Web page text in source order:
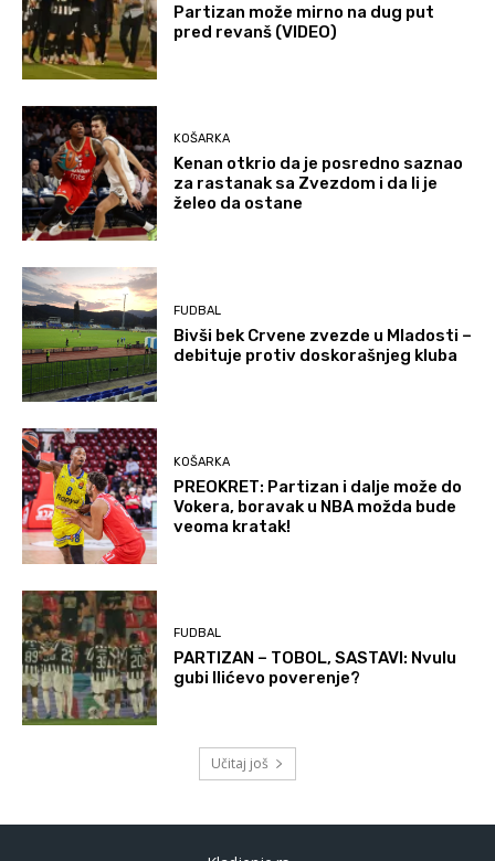
Partizan može mirno na dug put
pred revanš (VIDEO)
KOŠARKA
Kenan otkrio da je posredno saznao
za rastanak sa Zvezdom i da li je
želeo da ostane
FUDBAL
Bivši bek Crvene zvezde u Mladosti –
debituje protiv doskorašnjeg kluba
KOŠARKA
PREOKRET: Partizan i dalje može do
Vokera, boravak u NBA možda bude
veoma kratak!
FUDBAL
PARTIZAN – TOBOL, SASTAVI: Nvulu
gubi Ilićevo poverenje?
Učitaj još